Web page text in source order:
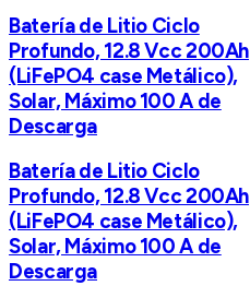
Batería de Litio Ciclo
Profundo, 12.8 Vcc 200Ah
(LiFePO4 case Metálico),
Solar, Máximo 100 A de
Descarga
Batería de Litio Ciclo
Profundo, 12.8 Vcc 200Ah
(LiFePO4 case Metálico),
Solar, Máximo 100 A de
Descarga